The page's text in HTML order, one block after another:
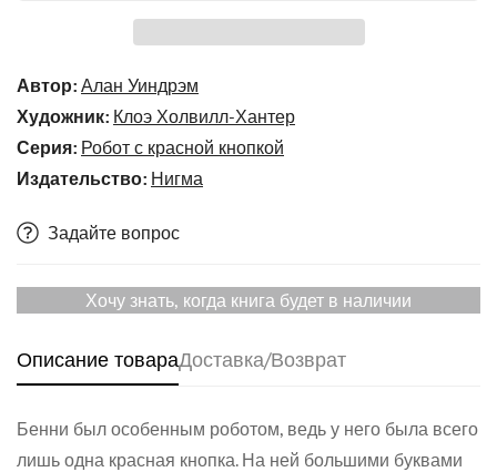
Автор: Алан Уиндрэм
Художник: Клоэ Холвилл-Хантер
Серия: Робот с красной кнопкой
Издательство: Нигма
Задайте вопрос
Хочу знать, когда книга будет в наличии
Описание товараДоставка/Возврат
Бенни был особенным роботом, ведь у него была всего
лишь одна красная кнопка. На ней большими буквами
Confirm your age
Are you 18 years old or older?